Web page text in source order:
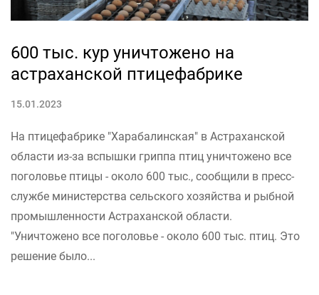
600 тыс. кур уничтожено на
астраханской птицефабрике
15.01.2023
На птицефабрике "Харабалинская" в Астраханской
области из-за вспышки гриппа птиц уничтожено все
поголовье птицы - около 600 тыс., сообщили в пресс-
службе министерства сельского хозяйства и рыбной
промышленности Астраханской области.
"Уничтожено все поголовье - около 600 тыс. птиц. Это
решение было...